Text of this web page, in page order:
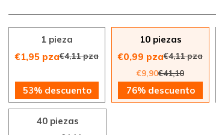
1 pieza
€1,95 pza€4,11 pza
53% descuento
10 piezas
€0,99 pza€4,11 pza
€9,90€41,10
76% descuento
40 piezas